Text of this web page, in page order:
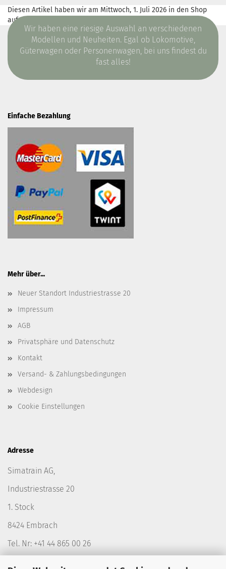
Diesen Artikel haben wir am Mittwoch, 1. Juli 2026 in den Shop
aufgenommen.
Wir haben eine riesige Auswahl an verschiedenen
Modellen und Neuheiten. Egal ob Lokomotive,
Güterwagen oder Personenwagen, bei uns findest du
fast alles!
Einfache Bezahlung
Mehr über...
Neuer Standort Industriestrasse 20
Impressum
AGB
Privatsphäre und Datenschutz
Kontakt
Versand- & Zahlungsbedingungen
Webdesign
Cookie Einstellungen
Adresse
Simatrain AG,
Industriestrasse 20
1. Stock
8424 Embrach
Tel. Nr: +41 44 865 00 26